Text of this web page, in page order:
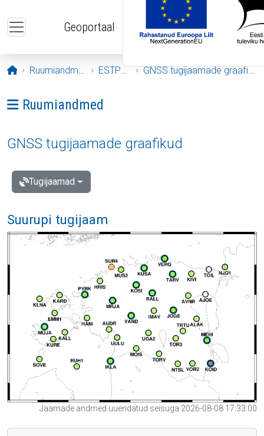
Geoportaal
Avaleht
Ruumiandmed ESTPOS GNSS tugijaamade graafikud
Ava menüü: Ruumiandmed
Ruumiandmed
GNSS tugijaamade graafikud
Tugijaamad
Suurupi tugijaam
Jaamade andmed uuendatud seisuga 2026-08-08 17:33:00